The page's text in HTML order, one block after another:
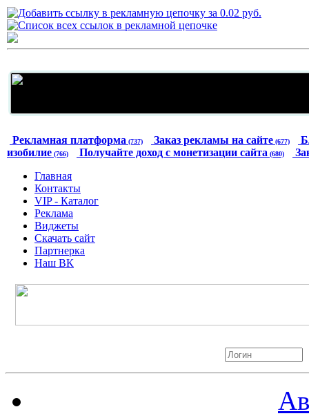
Рекламная платформа (737) Заказ рекламы на сайте (677)
изобилие (766) Получайте доход с монетизации сайта (680)
Главная
Контакты
VIP - Каталог
Реклама
Виджеты
Скачать сайт
Партнерка
Наш ВК